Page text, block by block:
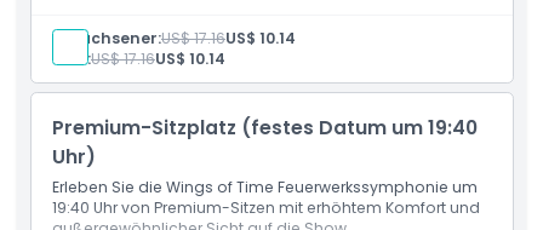
Festes Eintrittsdatum für die Vorstellung um 20:40 Uhr
Zugang zur multisensorischen Nachtschau auf
Sentosa
Erwachsener:US$ 17.16US$ 10.14
Kind:US$ 17.16US$ 10.14
Premium-Sitzplatz (festes Datum um 19:40
Uhr)
Erleben Sie die Wings of Time Feuerwerkssymphonie um
19:40 Uhr von Premium-Sitzen mit erhöhtem Komfort und